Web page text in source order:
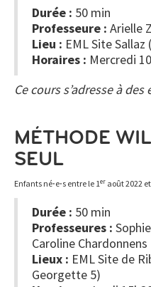
Durée : 50 min
Professeure : Arielle
Lieu : EML Site Sallaz
Horaires : Mercredi
Ce cours s’adresse à
MÉTHODE
SEUL
Enfants né⋅e⋅s entre le 1er août 2022
Durée : 50 min
Professeures :
Caroline Chardonnens
Lieux : EML Site de
Georgette 5)